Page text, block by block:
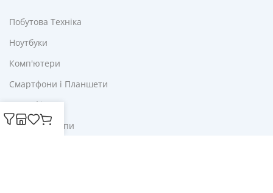
Побутова Техніка
Ноутбуки
Комп'ютери
Смартфони і Планшети
Для Офісу
Ліхтарі і Лампи